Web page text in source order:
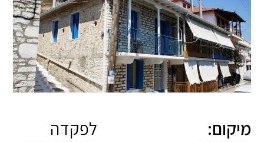
מיקום:
לפקדה